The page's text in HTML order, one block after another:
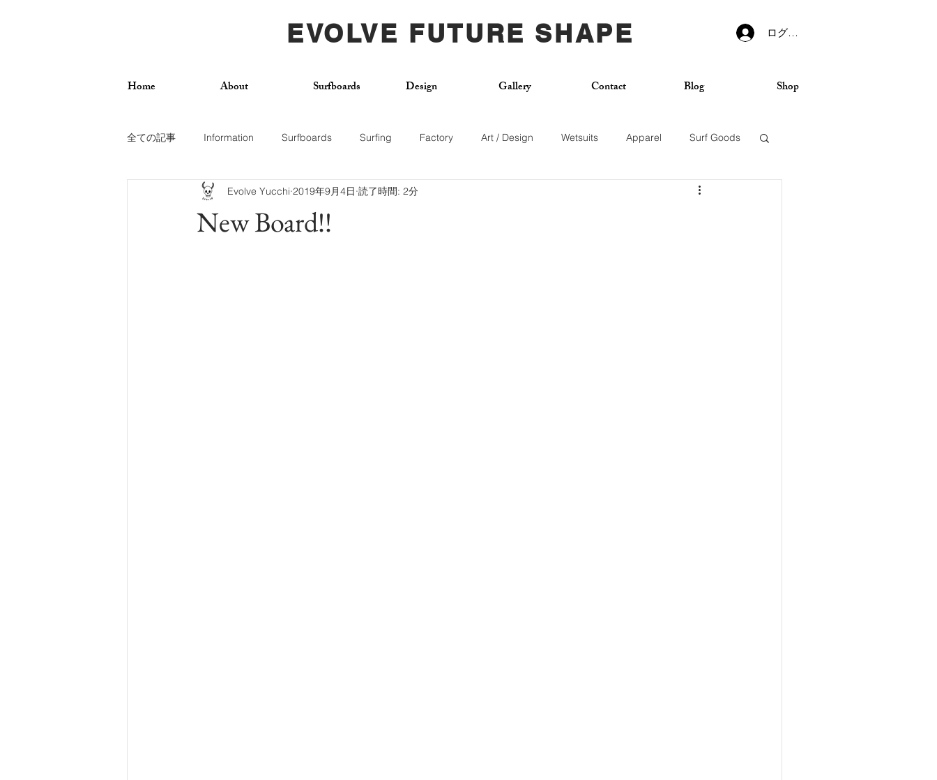
EVOLVE FUTURE SHAPE ログイン
Home About Surfboards Design Gallery Contact Blog Shop
全ての記事 Information Surfboards Surfing Factory Art / Design Wetsuits Apparel Surf Goods
Photos Surf Trip Used Board Sticker
New Board!!
Evolve Yucchi 2019年9月4日 読了時間: 2分